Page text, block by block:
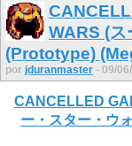
WARS (ス
(Prototype)
por jduranmaster - 09/
CANCELLED
ー・スター・ウ